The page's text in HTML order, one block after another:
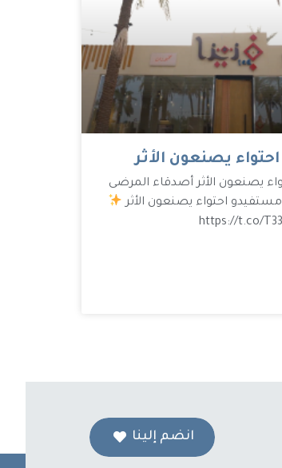
يصنعون الأثر
يصنعون الأثر أصدقاء المرضى
https://t.co/
انضم إلينا